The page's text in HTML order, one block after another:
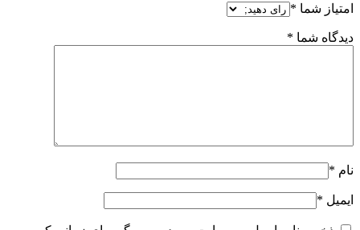
امتیاز شما *
دیدگاه شما *
نام *
ایمیل *